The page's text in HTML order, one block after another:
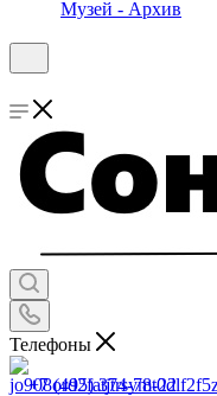
Музей - Архив
Телефоны
+7 (495) 374-78-22